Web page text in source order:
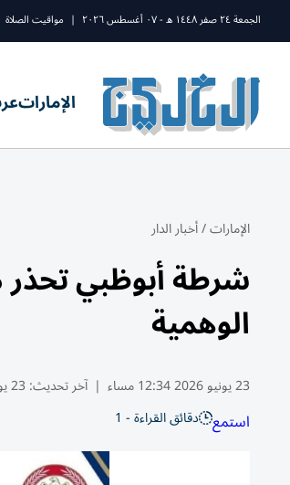
الجمعة ٢٤ صفر ١٤٤٨ ه - ٠٧ أغسطس ٢٠٢٦ | مواقيت الصلاة
الإمارات
الإمارات/أخبار الدار
شرطة أبوظبي تحذر
الوهمية
23 يونيو 2026 12:34 مساء | آخر تحديث: 23 يونيو 12:41 2026
استمع دقائق القراءة - 1